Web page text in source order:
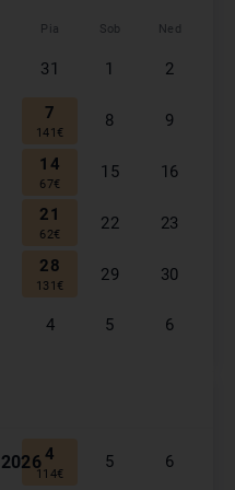
Pia Sob Ned
31 1 2
7
141€
8 9
14
67€
15 16
21
62€
22 23
28
131 €
29 30
4 5 6
4
114€
5 6
2026